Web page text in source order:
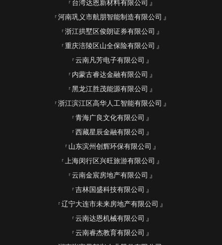
台湾达恩新材料有限公司
河南巩义市航朋智能制造有限公司
浙江拱墅区俊朗证券有限公司
重庆涪陵区山全保险有限公司
云南凡芳电子有限公司
内蒙古睿达金融有限公司
黑龙江胜茂能源有限公司
浙江滨江区高华人工智能有限公司
青海广良文化有限公司
西藏星辰金融有限公司
山东滨州创辉环保有限公司
上海闵行区兴旺旅游有限公司
云南金宸房地产有限公司
吉林国盛科技有限公司
辽宁大连市未来房地产有限公司
云南达恩机械有限公司
云南睿杰教育有限公司